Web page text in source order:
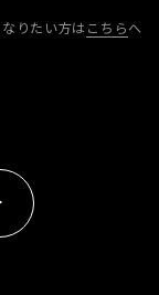
りたい方は こちらへ